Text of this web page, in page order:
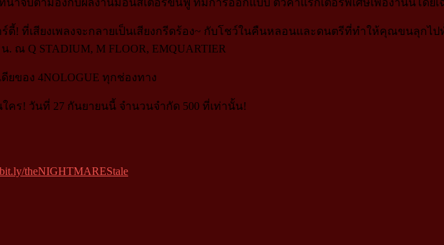
ที่เสียงเพลงจะกลายเป็นเสียงกรีดร้อง~ กับโชว์ในคืนหลอนและดนตรีที่ทำให้คุณขนลุกไป
. ณ Q STADIUM, M FLOOR, EMQUARTIER
ยของ 4NOLOGUE ทุกช่องทาง
คร! วันที่ 27 กันยายนนี้ จำนวนจำกัด 500 ที่เท่านั้น!
theNIGHTMAREStale